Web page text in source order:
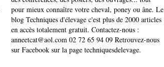
pour mieux connaître votre cheval, poney ou âne. Le
blog Techniques d'élevage c'est plus de 2000 articles
en accès totalement gratuit. Contactez-nous :
anneetcat@aol.com 02 72 65 94 09 Retrouvez-nous
sur Facebook sur la page techniquesdelevage.